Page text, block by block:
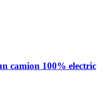
camion 100% electric